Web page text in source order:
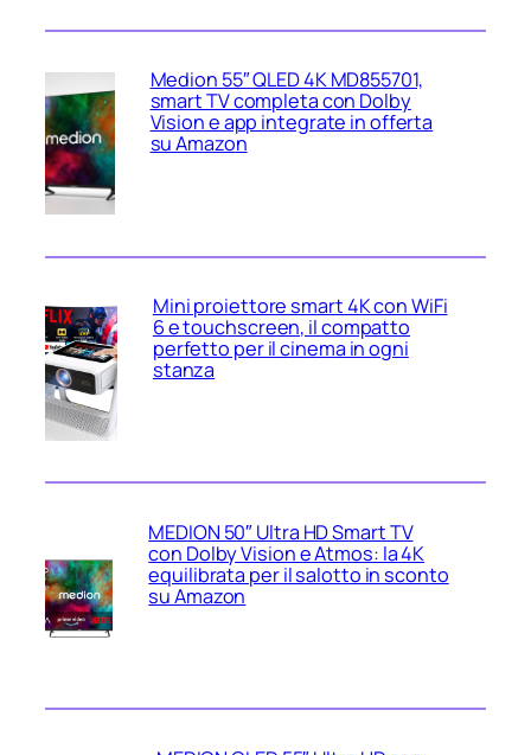
Medion 55″ QLED 4K MD855701,
smart TV completa con Dolby
Vision e app integrate in offerta
su Amazon
Mini proiettore smart 4K con WiFi
6 e touchscreen, il compatto
perfetto per il cinema in ogni
stanza
MEDION 50″ Ultra HD Smart TV
con Dolby Vision e Atmos: la 4K
equilibrata per il salotto in sconto
su Amazon